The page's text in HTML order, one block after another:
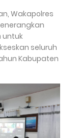
Wakapolres
untuk
seluruh
Kabupaten